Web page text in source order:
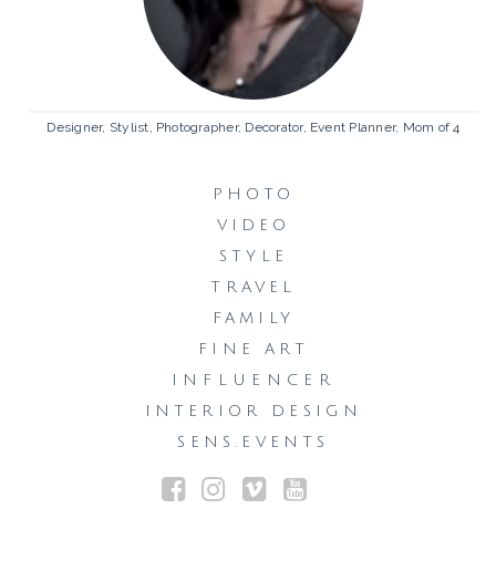
Designer, Stylist, Photographer, Decorator, Event Planner, Mom of 4
PHOTO
VIDEO
STYLE
TRAVEL
FAMILY
FINE ART
INFLUENCER
INTERIOR DESIGN
SENS.EVENTS